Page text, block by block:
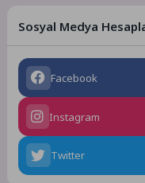
Sosyal Medya
Facebook
Instagram
Twitter